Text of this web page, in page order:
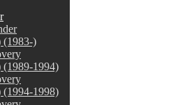
)
1994)
1998)